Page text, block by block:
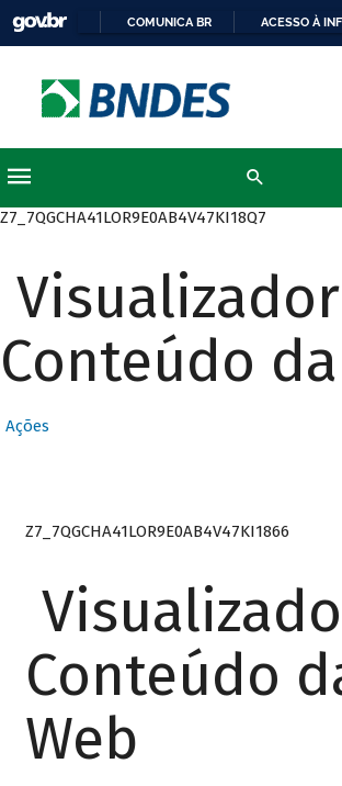
COMUNICA BR ACESSO À
Z7_7QGCHA41LOR9E0AB4V47KI18Q7
Conteúdo
Ações
Z7_7QGCHA41LOR9E0AB4V47KI1866
Conteúdo
Web